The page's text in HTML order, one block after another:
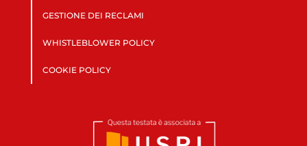
GESTIONE DEI RECLAMI
WHISTLEBLOWER POLICY
COOKIE POLICY